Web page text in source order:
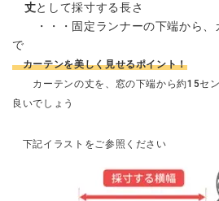
丈として採寸する長さ
・・・固定ランナーの下端から、
で
カーテンを美しく見せるポイント！
カーテンの丈を、窓の下端から約15セン
良いでしょう
下記イラストをご参照ください